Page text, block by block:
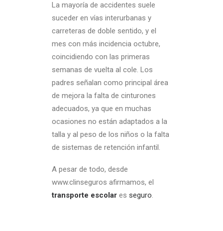
La mayoría de accidentes suele
suceder en vías interurbanas y
carreteras de doble sentido, y el
mes con más incidencia octubre,
coincidiendo con las primeras
semanas de vuelta al cole. Los
padres señalan como principal área
de mejora la falta de cinturones
adecuados, ya que en muchas
ocasiones no están adaptados a la
talla y al peso de los niños o la falta
de sistemas de retención infantil.
A pesar de todo, desde
www.clinseguros afirmamos, el
transporte escolares seguro.